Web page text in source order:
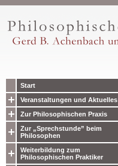
Start
Veranstaltungen und Aktuelles
Zur Philosophischen Praxis
Zur „Sprechstunde” beim
Philosophen
Weiterbildung zum
Philosophischen Praktiker